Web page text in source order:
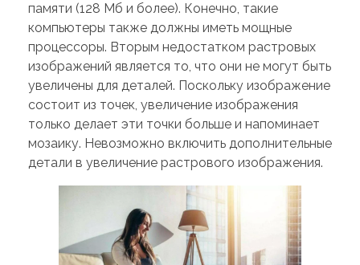
памяти (128 Мб и более). Конечно, такие
компьютеры также должны иметь мощные
процессоры. Вторым недостатком растровых
изображений является то, что они не могут быть
увеличены для деталей. Поскольку изображение
состоит из точек, увеличение изображения
только делает эти точки больше и напоминает
мозаику. Невозможно включить дополнительные
детали в увеличение растрового изображения.